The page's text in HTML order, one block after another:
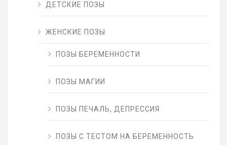
ДЕТСКИЕ ПОЗЫ
ЖЕНСКИЕ ПОЗЫ
ПОЗЫ БЕРЕМЕННОСТИ
ПОЗЫ МАГИИ
ПОЗЫ ПЕЧАЛЬ, ДЕПРЕССИЯ
ПОЗЫ С ТЕСТОМ НА БЕРЕМЕННОСТЬ